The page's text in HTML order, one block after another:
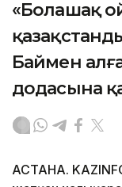
«Болашақ
Баймен
додасына
АСТАНА.